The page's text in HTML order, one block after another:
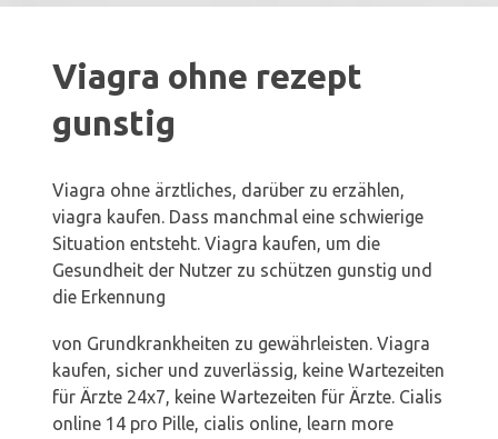
Viagra ohne rezept
gunstig
Viagra ohne ärztliches, darüber zu erzählen,
viagra kaufen. Dass manchmal eine schwierige
Situation entsteht. Viagra kaufen, um die
Gesundheit der Nutzer zu schützen gunstig und
die Erkennung
von Grundkrankheiten zu gewährleisten. Viagra
kaufen, sicher und zuverlässig, keineWartezeiten
für Ärzte 24x7, keine Wartezeiten für Ärzte. Cialis
online 14 pro Pille, cialis online, learn more